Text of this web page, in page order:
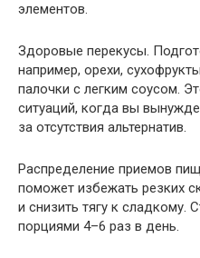
элементов.
Здоровые перекусы.
например, орехи,
палочки с легким соусом.
ситуаций, когда вы
за отсутствия альтернатив.
Распределение приемов
поможет избежать резких
и снизить тягу к сладкому.
порциями 4–6 раз в день.